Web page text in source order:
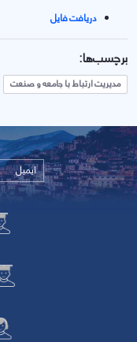
دریافت فایل
برچسب‌ها:
مدیریت ارتباط با جامعه و صنعت